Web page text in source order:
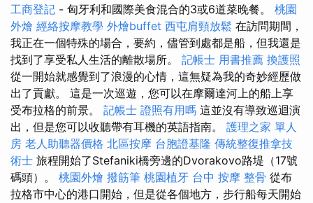
工商登記 - 匈牙利和國際美食混合的3或6道菜晚餐。 桃園
外燴 經絡按摩教學 外燴buffet 西屯肩頸放鬆 在訪問期間，
我正在一個特殊的場合，要約，儘管到處都是船，但我還是
找到了享受私人生活的離散場所。 記帳士 用書推薦 換護照
從一開始就感覺到了浪漫的心情，這無疑為我的奇妙經歷做
出了貢獻。 這是一次巡遊，您可以在摩爾達河上的船上享
受布拉格的前景。 記帳士 證照有用嗎 這並沒有導致巡迴演
出，但是您可以收聽帶有耳機的英語指南。 護理之家 單人
房 老人助聽器價格 北區按摩 台胞證基隆 傳統整復推拿技
術士 旅程開始了Stefaniki橋旁邊的Dvorakovo路堤（17號
碼頭）。 桃園外燴 撥筋筆 桃園植牙 台中 按摩 整骨 從布
拉格市中心的港口開始，但是從各個地方，步行船每天開始